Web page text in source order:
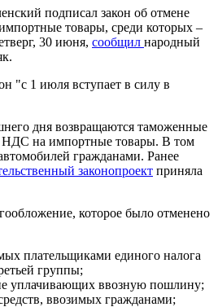
подписал закон об отмене
товары, среди которых –
30 июня, сообщил народный
"с 1 июля вступает в силу в
дня возвращаются таможенные
на импортные товары. В том
гражданами. Ранее
законопроект приняла
которое было отменено
плательщиками единого налога
группы;
уплачивающих ввозную пошлину;
ввозимых гражданами;